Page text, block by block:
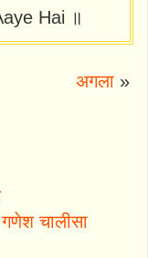
Hai ॥
अगला»
गणेश चालीसा